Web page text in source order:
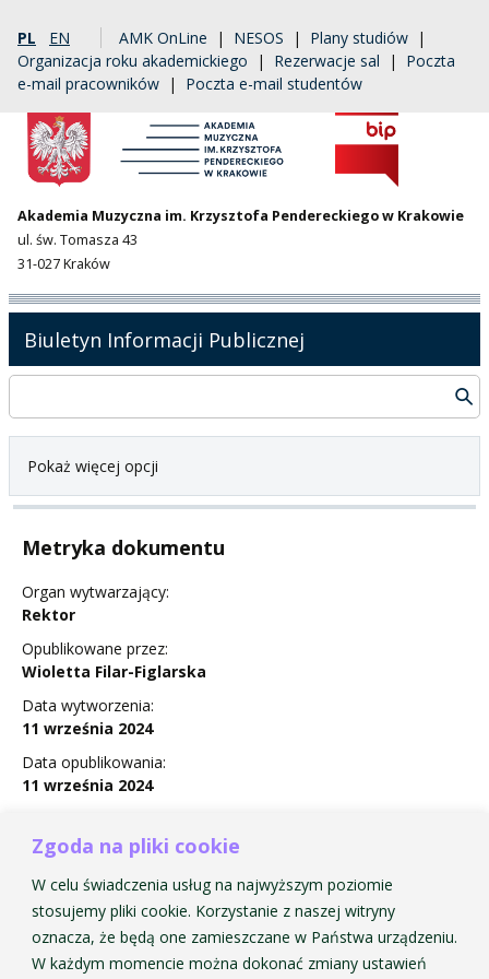
Zgoda na pliki cookie
W celu świadczenia usług na najwyższym poziomie
stosujemy pliki cookie. Korzystanie z naszej witryny
oznacza, że będą one zamieszczane w Państwa urządzeniu.
W każdym momencie można dokonać zmiany ustawień
PL EN AMK OnLine | NESOS | Plany studiów |
Organizacja roku akademickiego | Rezerwacje sal | Poczta
e-mail pracowników | Poczta e-mail studentów
Akademia Muzyczna im. Krzysztofa Pendereckiego w Krakowie
ul. św. Tomasza 43
31-027 Kraków
Biuletyn Informacji Publicznej
Pokaż więcej opcji
Metryka dokumentu
Organ wytwarzający:
Rektor
Opublikowane przez:
Wioletta Filar-Figlarska
Data wytworzenia:
11 września 2024
Data opublikowania:
11 września 2024
Obowiązuje
Zarządzenie Nr 21 w sprawie powołania Pełnomocnika
Rektora ds. ewaluacji działalności naukowej